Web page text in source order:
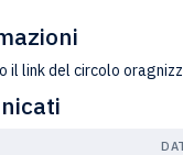
il link del circolo